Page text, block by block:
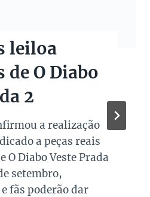
leiloa
O Diabo
2
a realização
a peças reais
O Diabo Veste Prada
setembro,
fãs poderão dar